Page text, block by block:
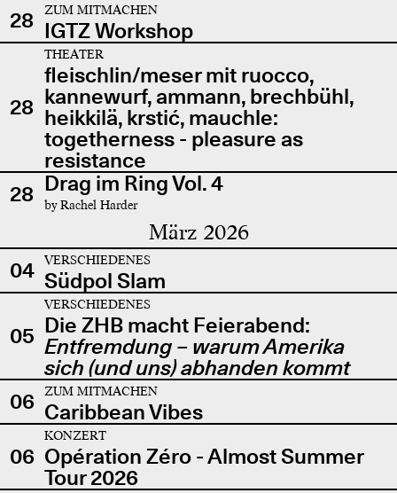
28
ZUM MITMACHEN
IGTZ Workshop
28
THEATER
fleischlin/meser mit ruocco,
kannewurf, ammann, brechbühl,
heikkilä, krstić, mauchle:
togetherness - pleasure as
resistance
28 Drag im Ring Vol. 4
by Rachel Harder
März 2026
04 VERSCHIEDENES
Südpol Slam
05
VERSCHIEDENES
Die ZHB macht Feierabend:
Entfremdung – warum Amerika
sich (und uns) abhanden kommt
06
ZUM MITMACHEN
Caribbean Vibes
06
KONZERT
Opération Zéro - Almost Summer
Tour 2026